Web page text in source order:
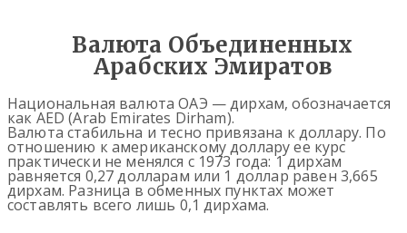
Валюта Объединенных
Арабских Эмиратов
Национальная валюта ОАЭ — дирхам, обозначается
как AED (Arab Emirates Dirham).
Валюта стабильна и тесно привязана к доллару. По
отношению к американскому доллару ее курс
практически не менялся с 1973 года: 1 дирхам
равняется 0,27 долларам или 1 доллар равен 3,665
дирхам. Разница в обменных пунктах может
составлять всего лишь 0,1 дирхама.